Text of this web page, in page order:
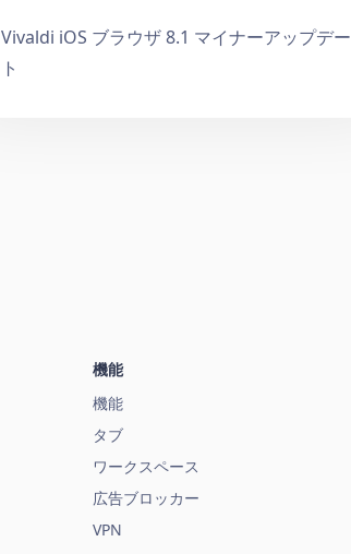
Vivaldi iOS ブラウザ 8.1 マイナーアップデー
ト
機能
機能
タブ
ワークスペース
広告ブロッカー
VPN